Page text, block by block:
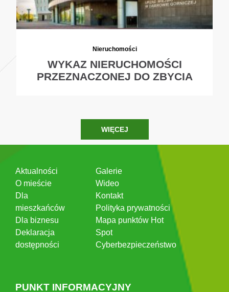
Nieruchomości
WYKAZ NIERUCHOMOŚCI
PRZEZNACZONEJ DO ZBYCIA
WIĘCEJ
Aktualności
O mieście
Dla
mieszkańców
Dla biznesu
Deklaracja
dostępności
Galerie
Wideo
Kontakt
Polityka prywatności
Mapa punktów Hot
Spot
Cyberbezpieczeństwo
PUNKT INFORMACYJNY